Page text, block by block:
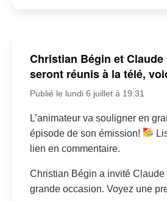
Christian Bégin et Claude
seront réunis à la télé,
Publié le lundi 6 juillet à 19:31
L’animateur va souligner en
épisode de son émission!
lien en commentaire.
Christian Bégin a invité
grande occasion. Voyez une